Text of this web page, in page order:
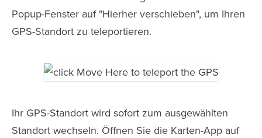
Popup-Fenster auf "Hierher verschieben", um Ihren
GPS-Standort zu teleportieren.
Ihr GPS-Standort wird sofort zum ausgewählten
Standort wechseln. Öffnen Sie die Karten-App auf